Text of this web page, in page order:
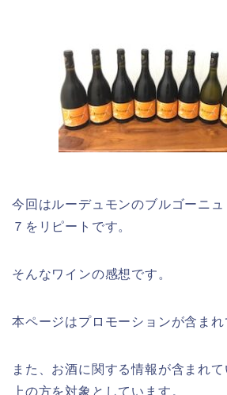
今回はルーデュモンのブルゴーニュ
７をリピートです。
そんなワインの感想です。
本ページはプロモーションが含まれ
また、お酒に関する情報が含まれ
上の方を対象としています。